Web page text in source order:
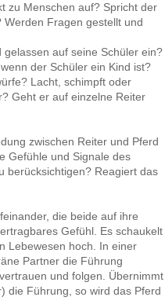
zu Menschen auf? Spricht der
Fragen gestellt und
auf seine Schüler ein?
der Schüler ein Kind ist?
Lacht, schimpft oder
Geht er auf einzelne Reiter
zwischen Reiter und Pferd
Gefühle und Signale des
berücksichtigen? Reagiert das
die beide auf ihre
Gefühl. Es schaukelt
Lebewesen hoch. In einer
Partner die Führung
und folgen. Übernimmt
die Führung, so wird das Pferd